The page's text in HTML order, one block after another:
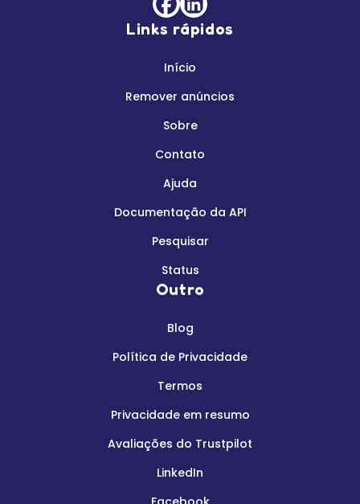
Links rápidos
Início
Remover anúncios
Sobre
Contato
Ajuda
Documentação da API
Pesquisar
Status
Outro
Blog
Política de Privacidade
Termos
Privacidade em resumo
Avaliações do Trustpilot
LinkedIn